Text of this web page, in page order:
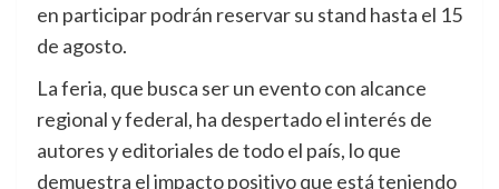
en participar podrán reservar su stand hasta el 15
de agosto.
La feria, que busca ser un evento con alcance
regional y federal, ha despertado el interés de
autores y editoriales de todo el país, lo que
demuestra el impacto positivo que está teniendo